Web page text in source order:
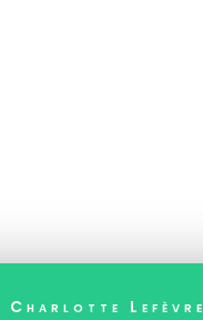
Charlotte Lefèvre